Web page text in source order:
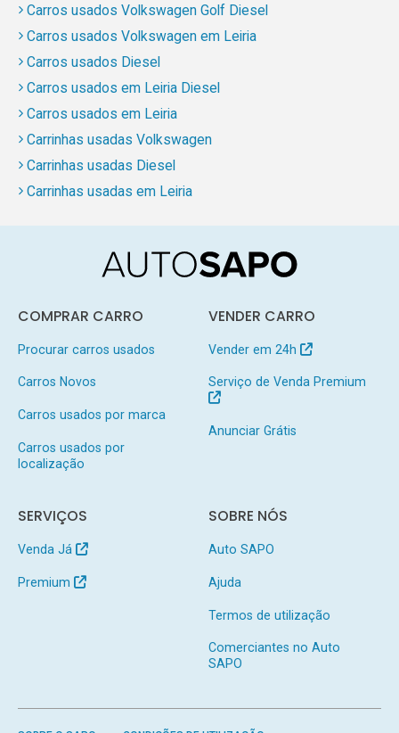
Carros usados Volkswagen Golf Diesel
Carros usados Volkswagen em Leiria
Carros usados Diesel
Carros usados em Leiria Diesel
Carros usados em Leiria
Carrinhas usadas Volkswagen
Carrinhas usadas Diesel
Carrinhas usadas em Leiria
COMPRAR CARRO
Procurar carros usados
Carros Novos
Carros usados por marca
Carros usados por
localização
VENDER CARRO
Vender em 24h
Serviço de Venda Premium
Anunciar Grátis
SERVIÇOS
Venda Já
Premium
SOBRE NÓS
Auto SAPO
Ajuda
Termos de utilização
Comerciantes no Auto
SAPO